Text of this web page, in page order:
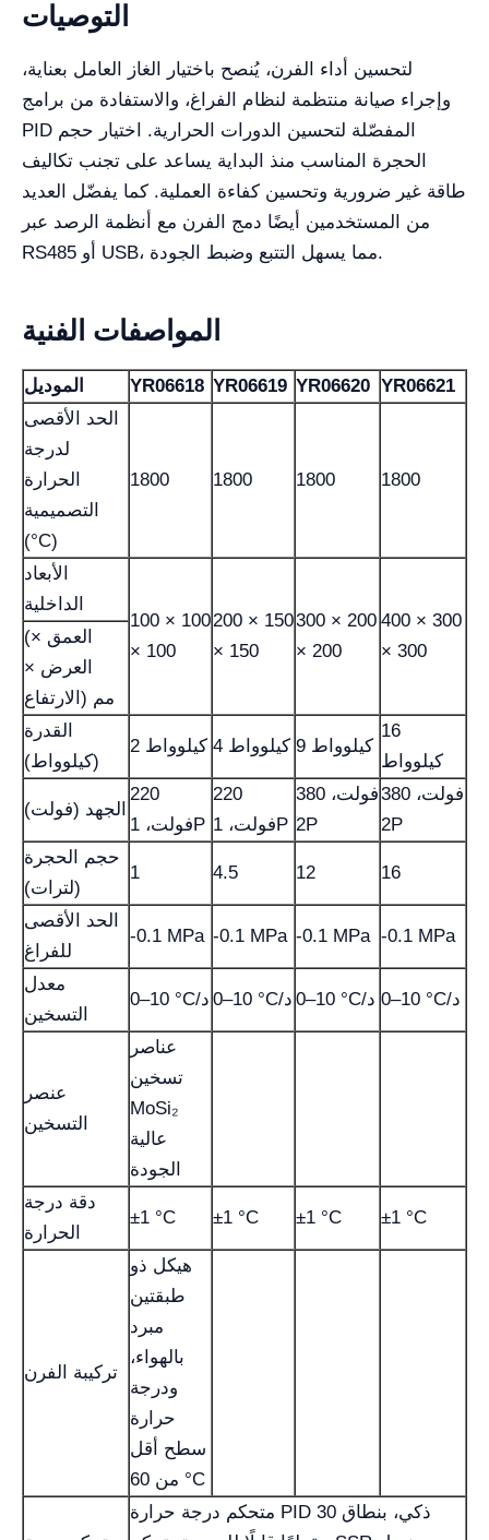
التوصيات
لتحسين أداء الفرن، يُنصح باختيار الغاز العامل بعناية،
وإجراء صيانة منتظمة لنظام الفراغ، والاستفادة من برامج
PID المفصّلة لتحسين الدورات الحرارية. اختيار حجم
الحجرة المناسب منذ البداية يساعد على تجنب تكاليف
طاقة غير ضرورية وتحسين كفاءة العملية. كما يفضّل العديد
من المستخدمين أيضًا دمج الفرن مع أنظمة الرصد عبر
RS485 أو USB، مما يسهل التتبع وضبط الجودة.
المواصفات الفنية
الموديل YR06618 YR06619 YR06620 YR06621
الحد الأقصى
لدرجة
الحرارة
التصميمية
(°C)
1800 1800 1800 1800
الأبعاد
الداخلية
100 × 100
× 100
200 × 150
× 150
300 × 200
× 200
400 × 300
× 300
(العمق ×
العرض ×
الارتفاع) مم
القدرة
(كيلوواط)
2 كيلوواط 4 كيلوواط 9 كيلوواط
16
كيلوواط
الجهد (فولت)
220
فولت، 1P
220
فولت، 1P
380 فولت،
2P
380 فولت،
2P
حجم الحجرة
(لترات)
1 4.5 12 16
الحد الأقصى
للفراغ
-0.1 MPa -0.1 MPa -0.1 MPa -0.1 MPa
معدل
التسخين
0–10 °C/د 0–10 °C/د 0–10 °C/د 0–10 °C/د
عنصر
التسخين
عناصر
تسخين
MoSi₂
عالية
الجودة
دقة درجة
الحرارة
±1 °C ±1 °C ±1 °C ±1 °C
تركيبة الفرن
هيكل ذو
طبقتين
مبرد
بالهواء،
ودرجة
حرارة
سطح أقل
من 60 °C
متحكم درجة حرارة PID ذكي، بنطاق 30